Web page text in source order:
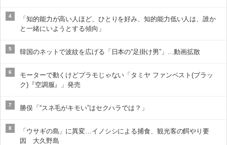
4
「知的能力が高い人ほど、ひとりを好み、知的能力低い人は、誰か
と一緒にいようとする傾向」
5 韓国のネットで波紋を広げる「日本の“足掛け男”」…動画拡散
6
モーターで動くけどプラモじゃない「タミヤ ファンベスト(ブラッ
ク)『空調服』」発売
7 勝俣「“スネ毛がキモい”はセクハラでは？」
8
「ウサギの島」に異変…イノシシによる捕食、観光客の餌やり要
因 大久野島